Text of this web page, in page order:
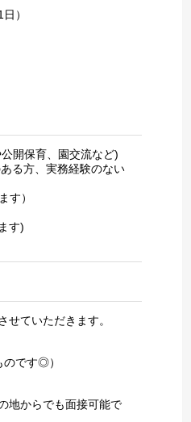
）
開保育、園交流など)
る方、実務経験のない
す）
す)
ていただきます。
です◎）
地からでも面接可能で